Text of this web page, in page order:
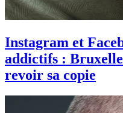
Instagram et
addictifs :
revoir sa copie